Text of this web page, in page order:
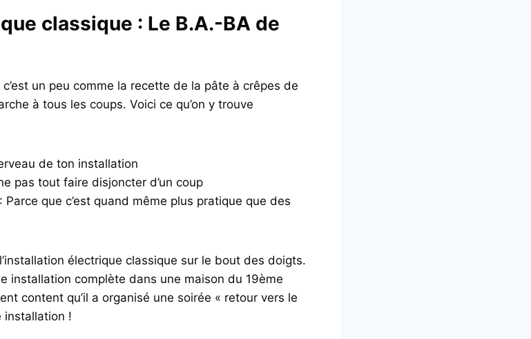
classique : Le B.A.-BA de
un peu comme la recette de la pâte à crêpes de
à tous les coups. Voici ce qu’on y trouve
de ton installation
pas tout faire disjoncter d’un coup
: Parce que c’est quand même plus pratique que des
électrique classique sur le bout des doigts.
installation complète dans une maison du 19ème
content qu’il a organisé une soirée « retour vers le
installation !